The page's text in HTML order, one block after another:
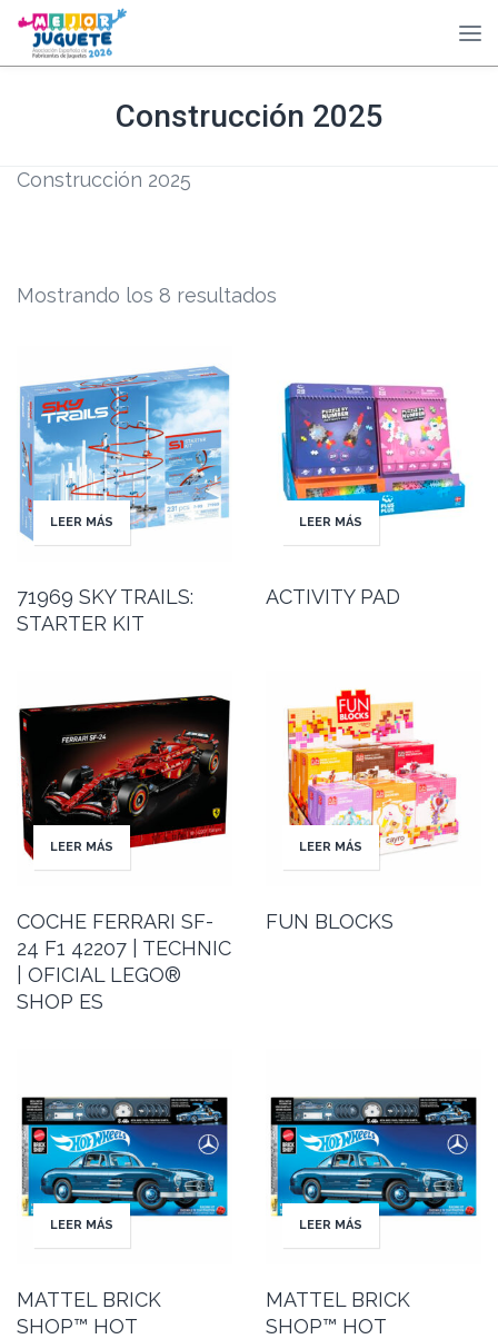
Construcción 2025
Construcción 2025
Mostrando los 8 resultados
LEER MÁS
71969 SKY TRAILS:
STARTER KIT
LEER MÁS
ACTIVITY PAD
LEER MÁS
COCHE FERRARI SF-
24 F1 42207 | TECHNIC
| OFICIAL LEGO®
SHOP ES
LEER MÁS
FUN BLOCKS
LEER MÁS
MATTEL BRICK
SHOP™ HOT
LEER MÁS
MATTEL BRICK
SHOP™ HOT